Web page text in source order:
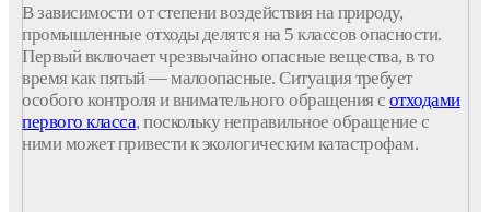
В зависимости от степени воздействия на природу,
промышленные отходыделятся на 5классовопасности.
Первый включает чрезвычайно опасные вещества, в то
время как пятый — малоопасные. Ситуация требует
особого контроля и внимательного обращения с отходами
первогокласса, поскольку неправильное обращение с
ними может привести к экологическим катастрофам.